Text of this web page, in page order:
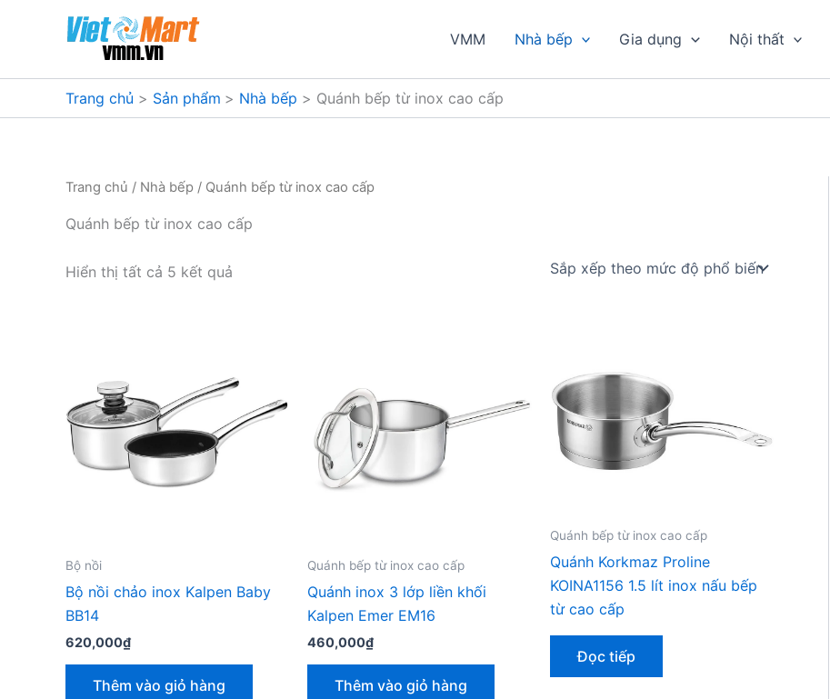
dung
VMM Nhà bếp Gia dụng Nội thất
Trang chủ Sản phẩm Nhà bếp Quánh bếp từ inox cao cấp
Trang chủ / Nhà bếp / Quánh bếp từ inox cao cấp
Quánh bếp từ inox cao cấp
Hiển thị tất cả 5 kết quả
Bộ nồi
Bộ nồi chảo inox Kalpen Baby
BB14
620,000₫
Thêm vào giỏ hàng
Quánh bếp từ inox cao cấp
Quánh inox 3 lớp liền khối
Kalpen Emer EM16
460,000₫
Thêm vào giỏ hàng
Quánh bếp từ inox cao cấp
Quánh Korkmaz Proline
KOINA1156 1.5 lít inox nấu bếp
từ cao cấp
Đọc tiếp